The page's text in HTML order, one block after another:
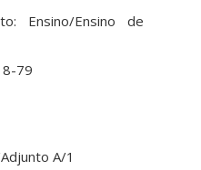
Ensino/Ensino de
79
A/1